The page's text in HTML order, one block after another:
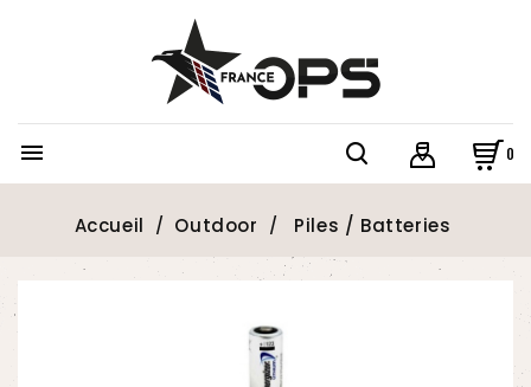
 0
Accueil Outdoor Piles / Batteries